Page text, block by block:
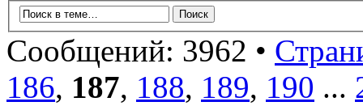
Сообщений: 3962 •
186, 187, 188, 189, 190 ...